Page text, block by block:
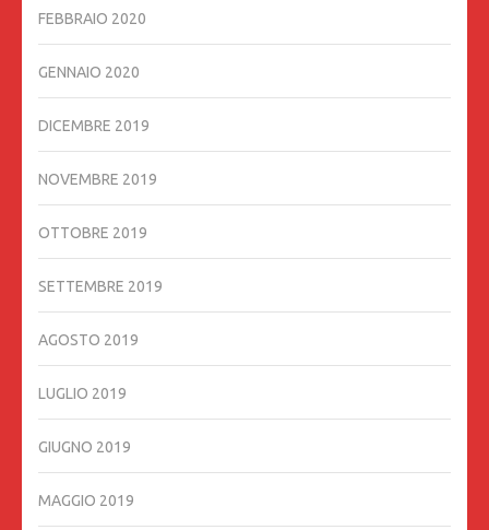
FEBBRAIO 2020
GENNAIO 2020
DICEMBRE 2019
NOVEMBRE 2019
OTTOBRE 2019
SETTEMBRE 2019
AGOSTO 2019
LUGLIO 2019
GIUGNO 2019
MAGGIO 2019